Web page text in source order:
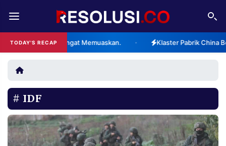
TODAY'S RECAP
Kategori Sangat Memuaskan. • Klaster Pabrik China
REDAKSI TENTANG
RESOLUSI IKLAN
RUBRIKASI
EDITORIAL AKSARA
FINANSIA PERSONA
IDF